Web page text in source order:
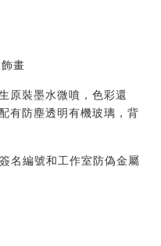
畫
原裝墨水微噴，色彩還
有防塵透明有機玻璃，背
名編號和工作室防偽金屬